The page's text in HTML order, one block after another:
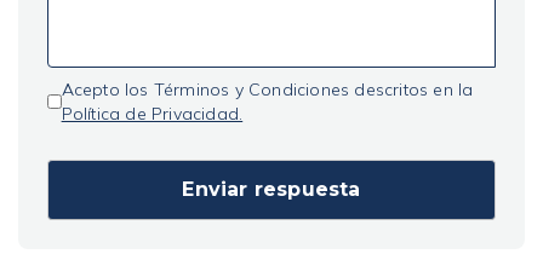
Acepto los Términos y Condiciones descritos en la
Política de Privacidad.